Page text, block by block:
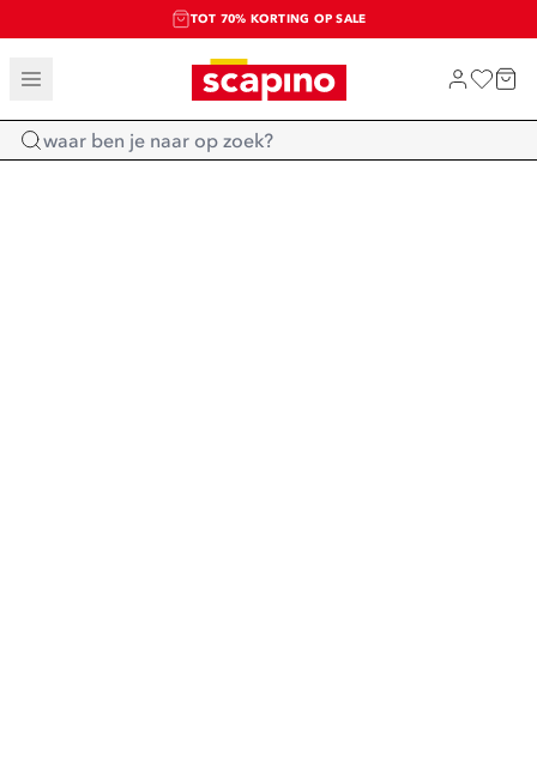
TOT 70% KORTING OP SALE
SALE: LAATSTE KANS!
SHOP NIEUW
Home